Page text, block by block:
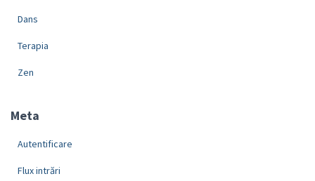
Dans
Terapia
Zen
Meta
Autentificare
Flux intrări